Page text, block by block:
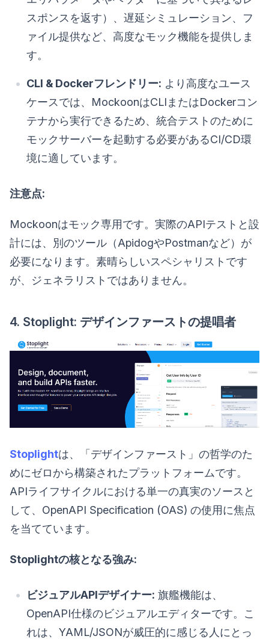
スポンスを返す）、遅延シミュレーション、フ
ァイル提供など、高度なモック機能を提供しま
す。
CLI & Dockerフレンドリー: より高度なユース
ケースでは、MockoonはCLIまたはDockerコン
テナから実行できるため、統合テストのために
モックサーバーを起動する必要があるCI/CD環
境に適しています。
注意点:
Mockoonはモック専用です。実際のAPIテストと設
計には、別のツール（ApidogやPostmanなど）が
必要になります。素晴らしいスペシャリストです
が、ジェネラリストではありません。
4. Stoplight: デザインファーストの提唱者
Stoplightは、「デザインファースト」の哲学のた
めにゼロから構築されたプラットフォームです。
APIライフサイクルにおける単一の真実のソースと
して、OpenAPI Specification (OAS) の使用に焦点
を当てています。
Stoplightの核となる強み:
ビジュアルAPIデザイナー: 旗艦機能は、
OpenAPI仕様のビジュアルエディターです。こ
れは、YAML/JSONが威圧的に感じる人にとっ